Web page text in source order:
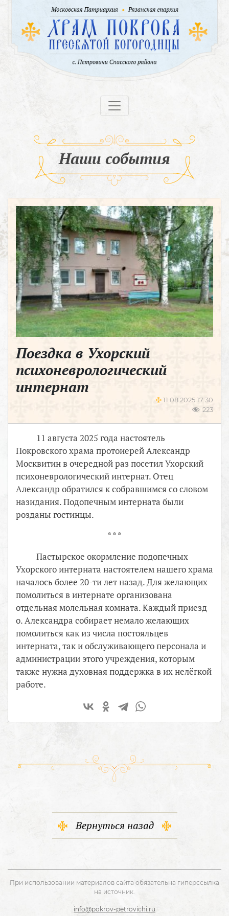
Наши события
Поездка в Ухорский
психоневрологический
интернат
11.08.2025 17:30
223
11 августа 2025 года настоятель
Покровского храма протоиерей Александр
Москвитин в очередной раз посетил Ухорский
психоневрологический интернат. Отец
Александр обратился к собравшимся со словом
назидания. Подопечным интерната были
розданы гостинцы.
* * *
Пастырское окормление подопечных
Ухорского интерната настоятелем нашего храма
началось более 20-ти лет назад. Для желающих
помолиться в интернате организована
отдельная молельная комната. Каждый приезд
о. Александра собирает немало желающих
помолиться как из числа постояльцев
интерната, так и обслуживающего персонала и
администрации этого учреждения, которым
также нужна духовная поддержка в их нелёгкой
работе.
Вернуться назад
При использовании материалов сайта обязательна гиперссылка
на источник.
info@pokrov-petrovichi.ru